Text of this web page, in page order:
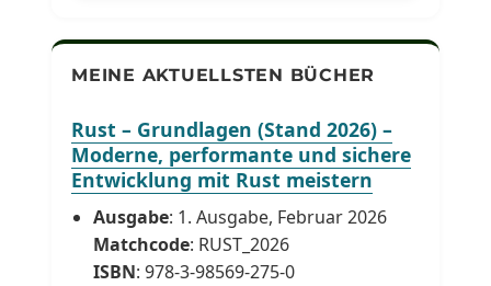
MEINE AKTUELLSTEN BÜCHER
Rust – Grundlagen (Stand 2026) –
Moderne, performante und sichere
Entwicklung mit Rust meistern
Ausgabe: 1. Ausgabe, Februar 2026
Matchcode: RUST_2026
ISBN: 978-3-98569-275-0